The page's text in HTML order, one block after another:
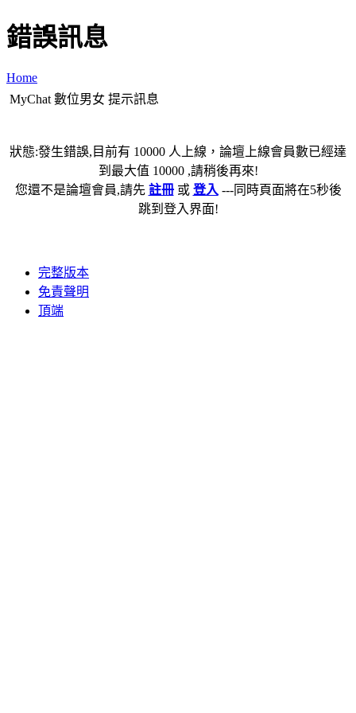
錯誤訊息
Home
MyChat 數位男女 提示訊息
狀態:發生錯誤,目前有 10000 人上線，論壇上線會員數已經達
到最大值 10000 ,請稍後再來!
您還不是論壇會員,請先 註冊或 登入 ---同時頁面將在5秒後
跳到登入界面!
完整版本
免責聲明
頂端